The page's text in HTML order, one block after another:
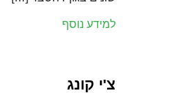
למידע נוסף
צ'י קונג